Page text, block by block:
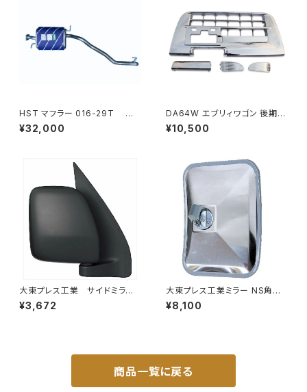
HST マフラー 016-29T コ
モ JVR2E26 イスズ 本体オー
ルステンレス 車検対応 純正同
¥32,000
DA64W エブリィワゴン 後期型
平成22年5月～ フロント バンパ
ー メッキ グリル セット PZター
¥10,500
大東プレス工業 サイドミラー/
バックミラー ダイハツ ハイ
ゼットカーゴ 右 06年～ DI-
¥3,672
大東プレス工業ミラー NS角型
トレーラーﾐﾗｰ (SUS) L013 DI
-58SUS
¥8,100
商品一覧に戻る